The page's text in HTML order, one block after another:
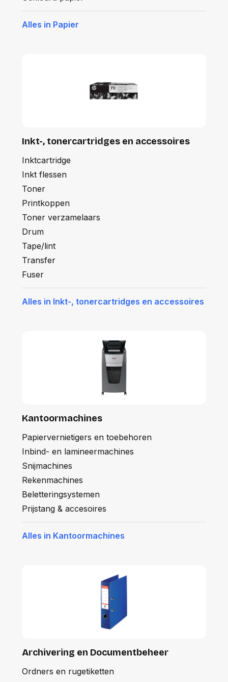
Alles in Papier
Inkt-, tonercartridges en accessoires
Inktcartridge
Inkt flessen
Toner
Printkoppen
Toner verzamelaars
Drum
Tape/lint
Transfer
Fuser
Alles in Inkt-, tonercartridges en accessoires
Kantoormachines
Papiervernietigers en toebehoren
Inbind- en lamineermachines
Snijmachines
Rekenmachines
Beletteringsystemen
Prijstang & accesoires
Alles in Kantoormachines
Archivering en Documentbeheer
Ordners en rugetiketten